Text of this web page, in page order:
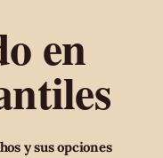
en
y sus opciones